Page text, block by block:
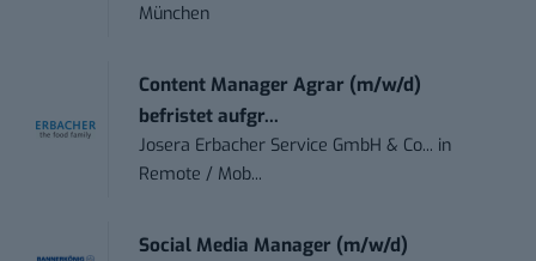
München
Content Manager Agrar (m/w/d)
befristet aufgr...
Josera Erbacher Service GmbH & Co... in
Remote / Mob...
Social Media Manager (m/w/d)